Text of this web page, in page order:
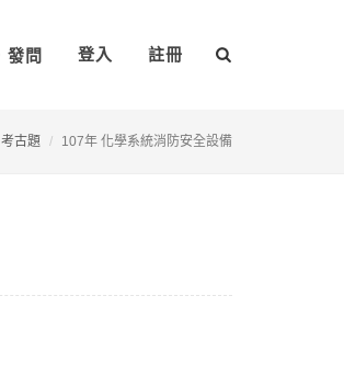
發問 登入 註冊
考古題 107年 化學系統消防安全設備